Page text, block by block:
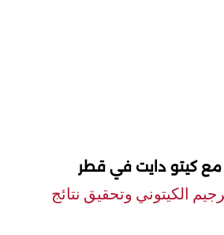
كيتو دايت في قطر
الكيتوني وتحقيق نتائج